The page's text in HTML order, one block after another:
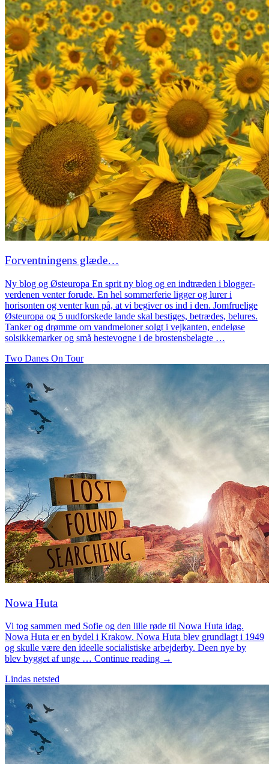
Forventningens glæde…
Ny blog og Østeuropa En sprit ny blog og en indtræden i blogger-
verdenen venter forude. En hel sommerferie ligger og lurer i
horisonten og venter kun på, at vi begiver os ind i den. Jomfruelige
Østeuropa og 5 uudforskede lande skal bestiges, betrædes, belures.
Tanker og drømme om vandmeloner solgt i vejkanten, endeløse
solsikkemarker og små hestevogne i de brostensbelagte …
Two Danes On Tour
Nowa Huta
Vi tog sammen med Sofie og den lille røde til Nowa Huta idag.
Nowa Huta er en bydel i Krakow. Nowa Huta blev grundlagt i 1949
og skulle være den ideelle socialistiske arbejderby. Deen nye by
blev bygget af unge … Continue reading →
Lindas netsted